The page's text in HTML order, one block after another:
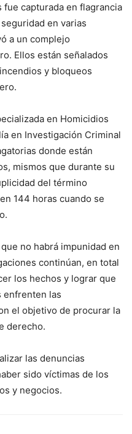
capturada en flagrancia
en varias
a un complejo
Ellos están señalados
y bloqueos
en Homicidios
en Investigación Criminal
donde están
mismos que durante su
del término
144 horas cuando se
no habrá impunidad en
continúan, en total
los hechos y lograr que
enfrenten las
el objetivo de procurar la
derecho.
las denuncias
sido víctimas de los
y negocios.